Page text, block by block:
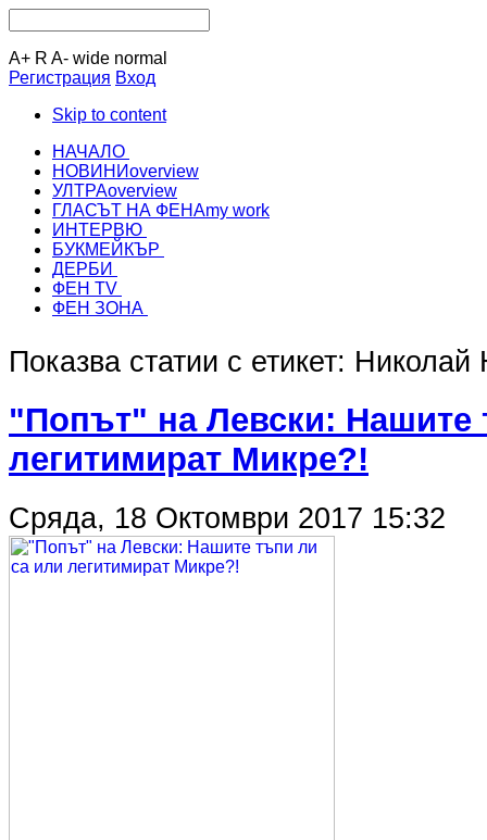
A+ R A- wide normal
Регистрация Вход
Skip to content
НАЧАЛО
НОВИНИoverview
УЛТРАoverview
ГЛАСЪТ НА ФЕНАmy work
ИНТЕРВЮ
БУКМЕЙКЪР
ДЕРБИ
ФЕН TV
ФЕН ЗОНА
Показва статии с етикет: Николай
"Попът" на Левски: Нашите
легитимират Микре?!
Сряда, 18 Октомври 2017 15:32